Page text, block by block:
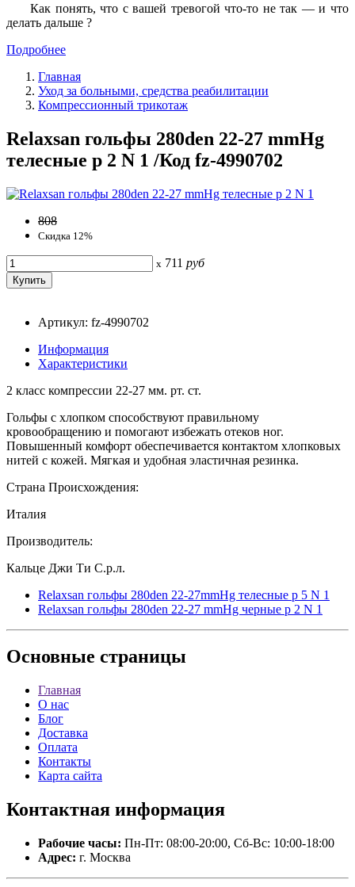
Как понять, что с вашей тревогой что-то не так — и что
делать дальше ?
Подробнее
Главная
Уход за больными, средства реабилитации
Компрессионный трикотаж
Relaxsan гольфы 280den 22-27 mmHg
телесные р 2 N 1 /Код fz-4990702
808
Скидка 12%
x 711 руб
Артикул: fz-4990702
Информация
Характеристики
2 класс компрессии 22-27 мм. рт. ст.
Гольфы с хлопком способствуют правильному
кровообращению и помогают избежать отеков ног.
Повышенный комфорт обеспечивается контактом хлопковых
нитей с кожей. Мягкая и удобная эластичная резинка.
Страна Происхождения:
Италия
Производитель:
Кальце Джи Ти С.р.л.
Relaxsan гольфы 280den 22-27mmHg телесные р 5 N 1
Relaxsan гольфы 280den 22-27 mmHg черные р 2 N 1
Основные страницы
Главная
О нас
Блог
Доставка
Оплата
Контакты
Карта сайта
Контактная информация
Рабочие часы: Пн-Пт: 08:00-20:00, Сб-Вс: 10:00-18:00
Адрес: г. Москва